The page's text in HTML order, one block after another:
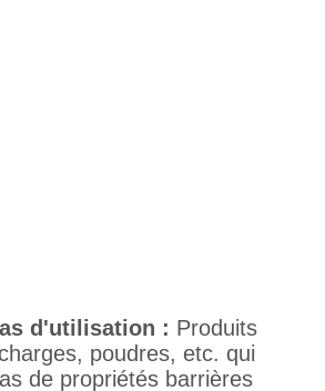
d'utilisation : Produits
poudres, etc. qui
de propriétés barrières